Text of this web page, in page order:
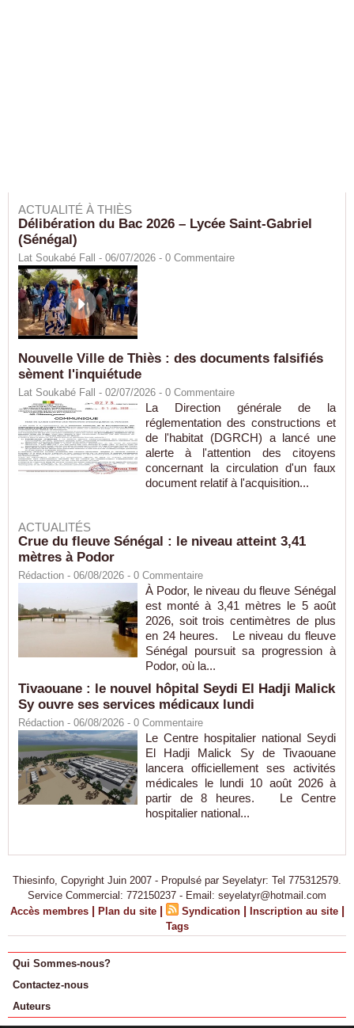
ACTUALITÉ À THIÈS
Délibération du Bac 2026 – Lycée Saint-Gabriel
(Sénégal)
Lat Soukabé Fall - 06/07/2026 - 0 Commentaire
Nouvelle Ville de Thiès : des documents falsifiés
sèment l'inquiétude
Lat Soukabé Fall - 02/07/2026 - 0 Commentaire
La Direction générale de la
réglementation des constructions et
de l'habitat (DGRCH) a lancé une
alerte à l'attention des citoyens
concernant la circulation d'un faux
document relatif à l'acquisition...
ACTUALITÉS
Crue du fleuve Sénégal : le niveau atteint 3,41
mètres à Podor
Rédaction - 06/08/2026 - 0 Commentaire
À Podor, le niveau du fleuve Sénégal
est monté à 3,41 mètres le 5 août
2026, soit trois centimètres de plus
en 24 heures. Le niveau du fleuve
Sénégal poursuit sa progression à
Podor, où la...
Tivaouane : le nouvel hôpital Seydi El Hadji Malick
Sy ouvre ses services médicaux lundi
Rédaction - 06/08/2026 - 0 Commentaire
Le Centre hospitalier national Seydi
El Hadji Malick Sy de Tivaouane
lancera officiellement ses activités
médicales le lundi 10 août 2026 à
partir de 8 heures. Le Centre
hospitalier national...
Thiesinfo, Copyright Juin 2007 - Propulsé par Seyelatyr: Tel 775312579.
Service Commercial: 772150237 - Email: seyelatyr@hotmail.com
Accès membres | Plan du site | Syndication | Inscription au site |
Tags
Qui Sommes-nous?
Contactez-nous
Auteurs